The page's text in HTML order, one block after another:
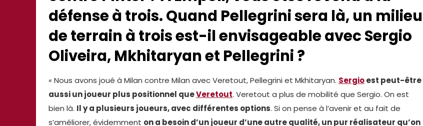
défense à trois. Quand Pellegrini sera là, un milieu
de terrain à trois est-il envisageable avec Sergio
Oliveira, Mkhitaryan et Pellegrini ?
« Nous avons joué à Milan contre Milan avec Veretout, Pellegrini et Mkhitaryan. Sergioest peut-être
aussi un joueur plus positionnel queVeretout. Veretout a plus de mobilité que Sergio. On est
bien là. Il y a plusieurs joueurs, avec différentes options. Si on pense à l’avenir et au fait de
s’améliorer, évidemment on a besoin d’un joueur d’une autre qualité, un pur réalisateur qu’on